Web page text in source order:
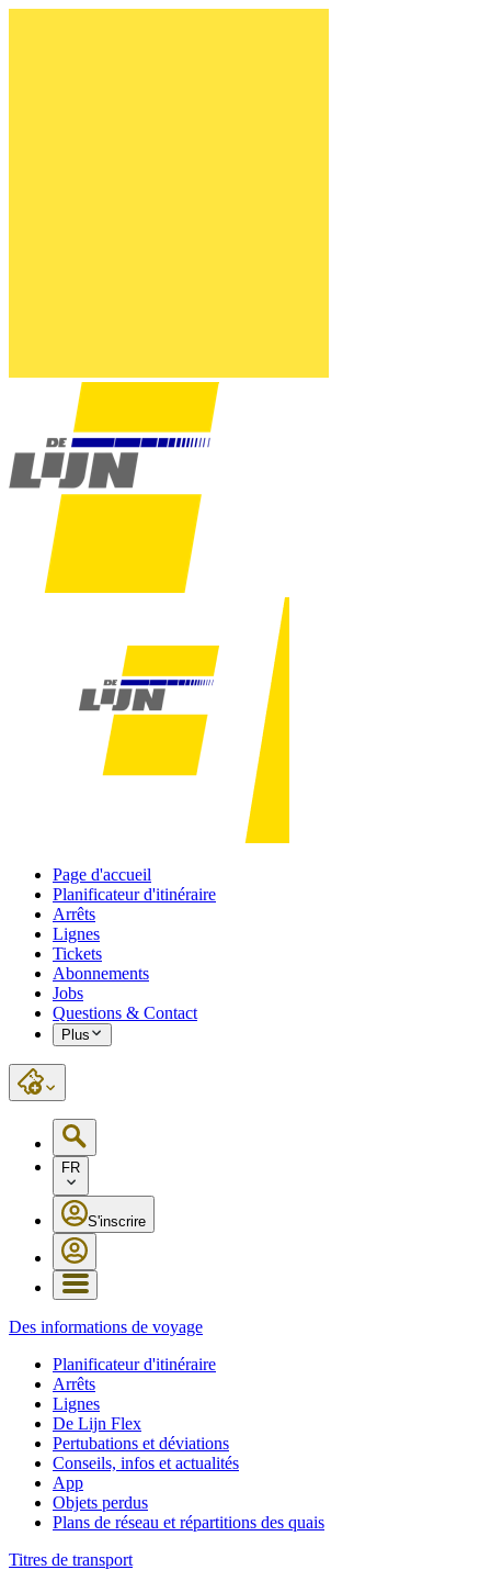
Page d'accueil
Planificateur d'itinéraire
Arrêts
Lignes
Tickets
Abonnements
Jobs
Questions & Contact
Plus
FR
S'inscrire
Des informations de voyage
Planificateur d'itinéraire
Arrêts
Lignes
De Lijn Flex
Pertubations et déviations
Conseils, infos et actualités
App
Objets perdus
Plans de réseau et répartitions des quais
Titres de transport